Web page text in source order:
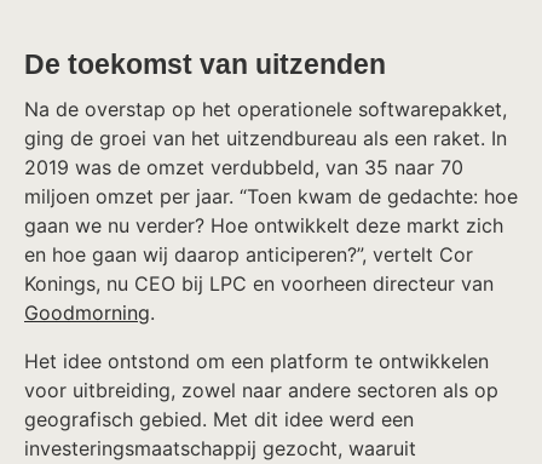
De toekomst van uitzenden
Na de overstap op het operationele softwarepakket,
ging de groei van het uitzendbureau als een raket. In
2019 was de omzet verdubbeld, van 35 naar 70
miljoen omzet per jaar. “Toen kwam de gedachte: hoe
gaan we nu verder? Hoe ontwikkelt deze markt zich
en hoe gaan wij daarop anticiperen?”, vertelt Cor
Konings, nu CEO bij LPC en voorheen directeur van
Goodmorning.
Het idee ontstond om een platform te ontwikkelen
voor uitbreiding, zowel naar andere sectoren als op
geografisch gebied. Met dit idee werd een
investeringsmaatschappij gezocht, waaruit